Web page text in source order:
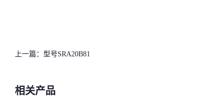
上一篇： 型号SRA20B81
相关产品